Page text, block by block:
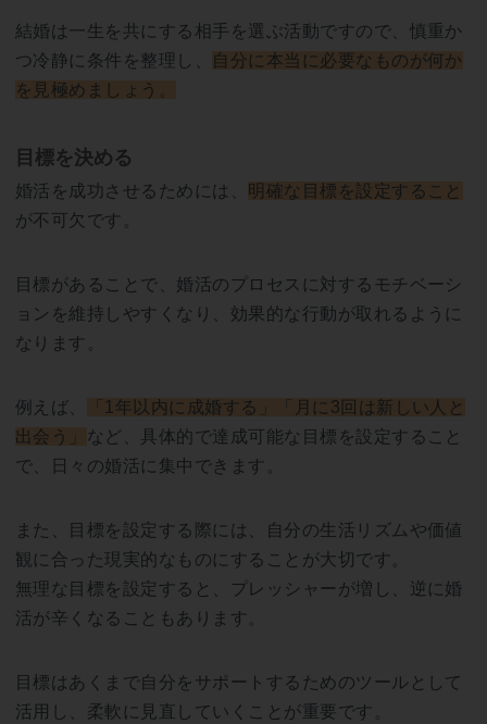
結婚は一生を共にする相手を選ぶ活動ですので、慎重か
つ冷静に条件を整理し、
自分に本当に必要なものが何か
を見極めましょう。
目標を決める
婚活を成功させるためには、 明確な目標を設定すること
が不可欠です。
目標があることで、婚活のプロセスに対するモチベーシ
ョンを維持しやすくなり、効果的な行動が取れるように
なります。
例えば、
「1年以内に成婚する」「月に3回は新しい人と
出会う」 など、具体的で達成可能な目標を設定すること
で、日々の婚活に集中できます。
また、目標を設定する際には、自分の生活リズムや価値
観に合った現実的なものにすることが大切です。
無理な目標を設定すると、プレッシャーが増し、逆に婚
活が辛くなることもあります。
目標はあくまで自分をサポートするためのツールとして
活用し、柔軟に見直していくことが重要です。